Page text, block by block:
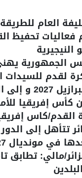
العام
فعاليات تحفيظ
النيجيرية
الجمهورية
لقدم للسيدات
مونديال
كأس إفريقيا
القدم/كاس
تتأهل إلى
في مونديال 2027
مالي: